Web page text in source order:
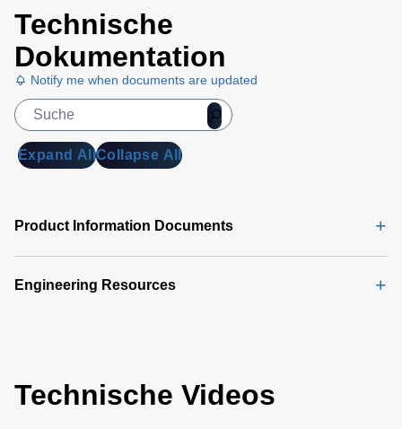
Technische
Dokumentation
Notify me when documents are updated
Expand AllCollapse All
Product Information Documents
Engineering Resources
Technische Videos